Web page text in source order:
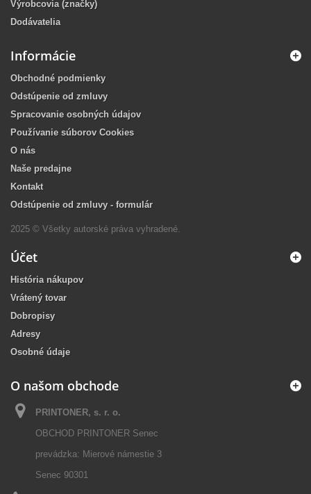
Výrobcovia (značky)
Dodávatelia
Informácie
Obchodné podmienky
Odstúpenie od zmluvy
Spracovanie osobných údajov
Používanie súborov Cookies
O nás
Naše predajne
Kontakt
Odstúpenie od zmluvy - formulár
2025 © Všetky autorské práva vyhradené.
Účet
História nákupov
Vrátený tovar
Dobropisy
Adresy
Osobné údaje
O našom obchode
PRINTONER, s. r. o.
OBCHOD PRINTONER Senec
prevádzka: Mierové námestie 3
Senec 90301